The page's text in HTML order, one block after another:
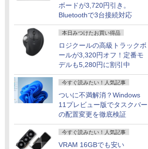
ボードが3,720円引き。
Bluetoothで3台接続対応
本日みつけたお買い得品
ロジクールの高級トラックボ
ールが3,320円オフ！定番モ
デルも5,280円に割引中
今すぐ読みたい！人気記事
ついに不満解消？Windows
11プレビュー版でタスクバー
の配置変更を徹底検証
今すぐ読みたい！人気記事
VRAM 16GBでも安い